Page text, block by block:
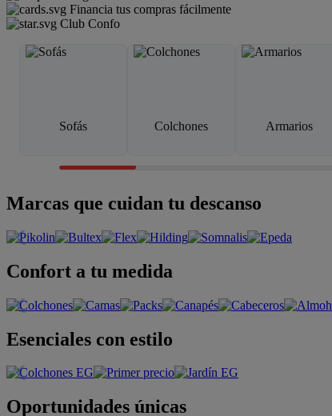
Financia tus compras fácilmente
Club Confo
Sofás Colchones Armarios
Marcas que cuidan tu descanso
Confort a tu medida
Esenciales con estilo
Oportunidades únicas